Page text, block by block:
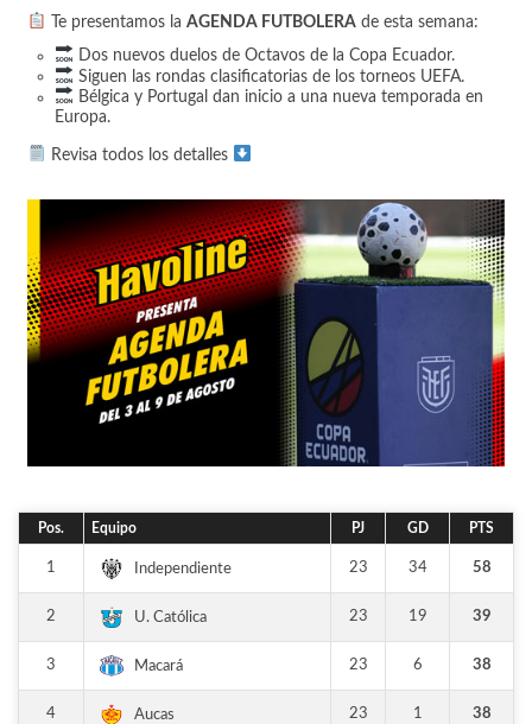
Te presentamos la AGENDA FUTBOLERAde esta semana:
Dos nuevos duelos de Octavos de la Copa Ecuador.
Siguen las rondas clasificatorias de los torneos UEFA.
Bélgica y Portugal dan inicio a una nueva temporada en
Europa.
Revisa todos los detalles
Pos. Equipo PJ GD PTS
1 Independiente 23 34 58
2 U. Católica 23 19 39
3 Macará 23 6 38
4 Aucas 23 1 38